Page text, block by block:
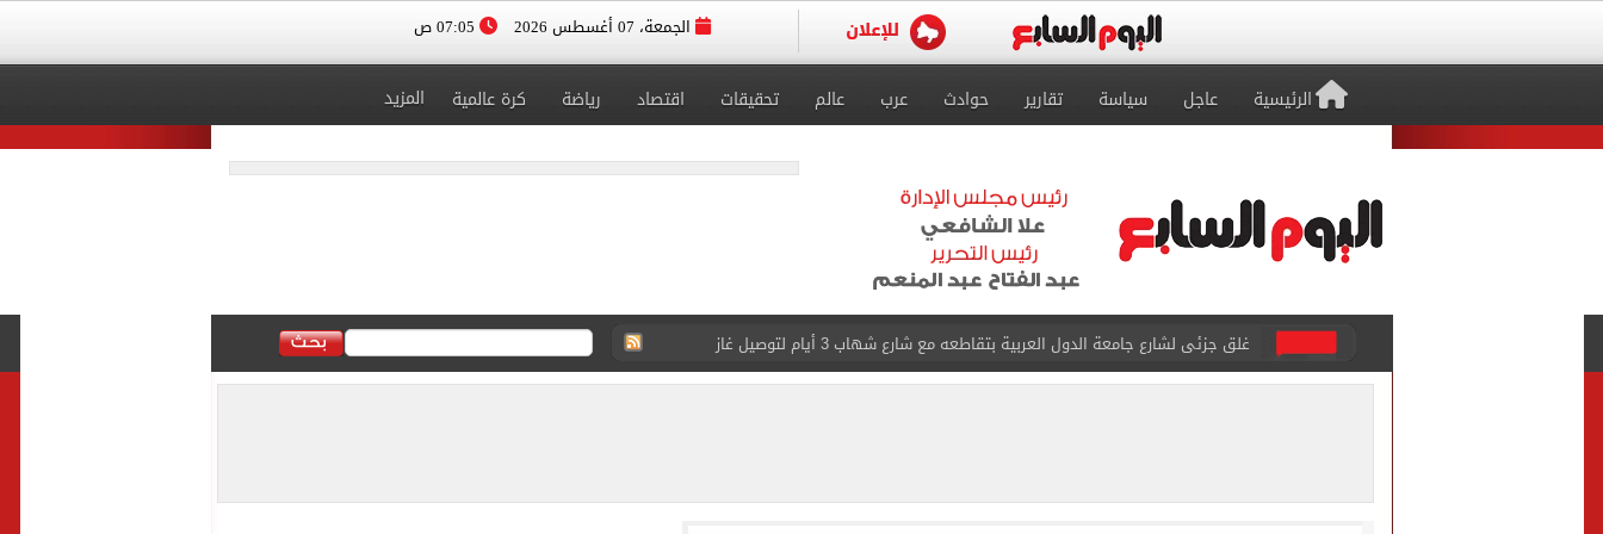
الجمعة، 07 أغسطس 2026
الرئيسية عاجل سياسة تقارير حوادث عرب عالم تحقيقات اقتصاد رياضة كرة عالمية المزيد
غلق جزئى لشارع جامعة الدول العربية بتقاطعه مع شارع شهاب 3 أيام لتوصيل غاز
عمرو دياب يدخل موسوعة جينيس بعد تصدره قائمة بيلبورد عربية لـ68 أسبوعا
أسعار الذهب في مصر تتراجع.. وعيار 21 يسجل هذا الرقم